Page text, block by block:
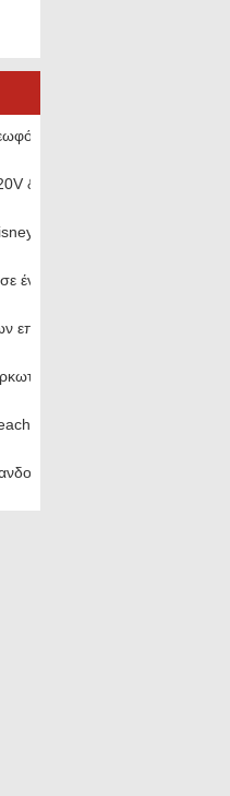
λεωφόρους και
& 240 Volt
και Disney World
ένα Scooter & a Motorcycle
επιχειρήσεων & amp ? First
& amp ?
& amp ? Oceanfront
και Ταβέρνες